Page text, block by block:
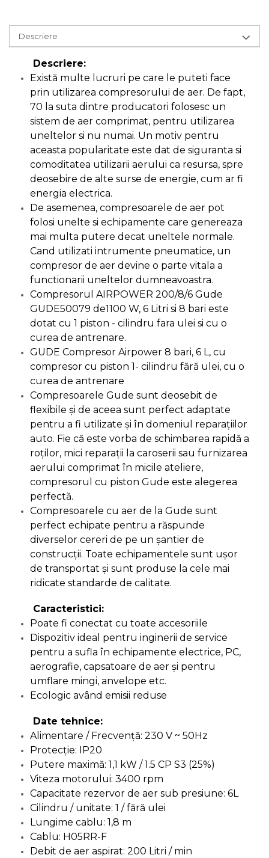
Cheie Bujii
Cheie Filtru Ulei
Capre & Suporti Auto
Pat Mobil Auto
Cric Hidraulic
Set / trusa chei tubulare
Chei Tubulare
Multimetru Digital
Bara Tractare Auto
(combustibil)
Presa Hidraulica Tinichigerie
& Suruburi
Extractor Rulmenti
Presa Hidraulica Ondulare
Cabluri
Pompa transfer lichide
Pompa Aer
Cric Manual
Ulei Hidraulic
Troliu
Palan
Dinamometric
Carucior Scule
Stetoscop Auto
Tester Compresie Auto
Truse reparatii anvelope
Schimbare Lichid Frana
Intretinere & Cosmetica
esapament
Surubelnite
Scule Tamplarie
Accesorii Pentru Taiat,
Gaurit si Slefuit
Truse Scule
Baroase
Set Biti
Adaptoare Pentru Biti
Descriere
Descriere:
Există multe lucruri pe care le puteti face
prin utilizarea compresorului de aer. De fapt,
70 la suta dintre producatori folosesc un
sistem de aer comprimat, pentru utilizarea
uneltelor si nu numai. Un motiv pentru
aceasta popularitate este dat de siguranta si
comoditatea utilizarii aerului ca resursa, spre
deosebire de alte surse de energie, cum ar fi
energia electrica.
De asemenea, compresoarele de aer pot
folosi unelte si echipamente care genereaza
mai multa putere decat uneltele normale.
Cand utilizati intrumente pneumatice, un
compresor de aer devine o parte vitala a
functionarii uneltelor dumneavoastra.
Compresorul AIRPOWER 200/8/6 Gude
GUDE50079 de1100 W, 6 Litri si 8 bari este
dotat cu 1 piston - cilindru fara ulei si cu o
curea de antrenare.
GUDE Compresor Airpower 8 bari, 6 L, cu
compresor cu piston 1- cilindru fără ulei, cu o
curea de antrenare
Compresoarele Gude sunt deosebit de
flexibile şi de aceea sunt perfect adaptate
pentru a fi utilizate şi în domeniul reparaţiilor
auto. Fie că este vorba de schimbarea rapidă a
roţilor, mici reparaţii la caroserii sau furnizarea
aerului comprimat în micile ateliere,
compresorul cu piston Gude este alegerea
perfectă.
Compresoarele cu aer de la Gude sunt
perfect echipate pentru a răspunde
diverselor cereri de pe un şantier de
construcţii. Toate echipamentele sunt uşor
de transportat şi sunt produse la cele mai
ridicate standarde de calitate.
Caracteristici:
Poate fi conectat cu toate accesoriile
Dispozitiv ideal pentru inginerii de service
pentru a sufla în echipamente electrice, PC,
aerografie, capsatoare de aer şi pentru
umflare mingi, anvelope etc.
Ecologic având emisii reduse
Date tehnice:
Alimentare / Frecvenţă: 230 V ~ 50Hz
Protecţie: IP20
Putere maximă: 1,1 kW / 1.5 CP S3 (25%)
Viteza motorului: 3400 rpm
Capacitate rezervor de aer sub presiune: 6L
Cilindru / unitate: 1 / fără ulei
Lungime cablu: 1,8 m
Cablu: H05RR-F
Debit de aer aspirat: 200 Litri / min